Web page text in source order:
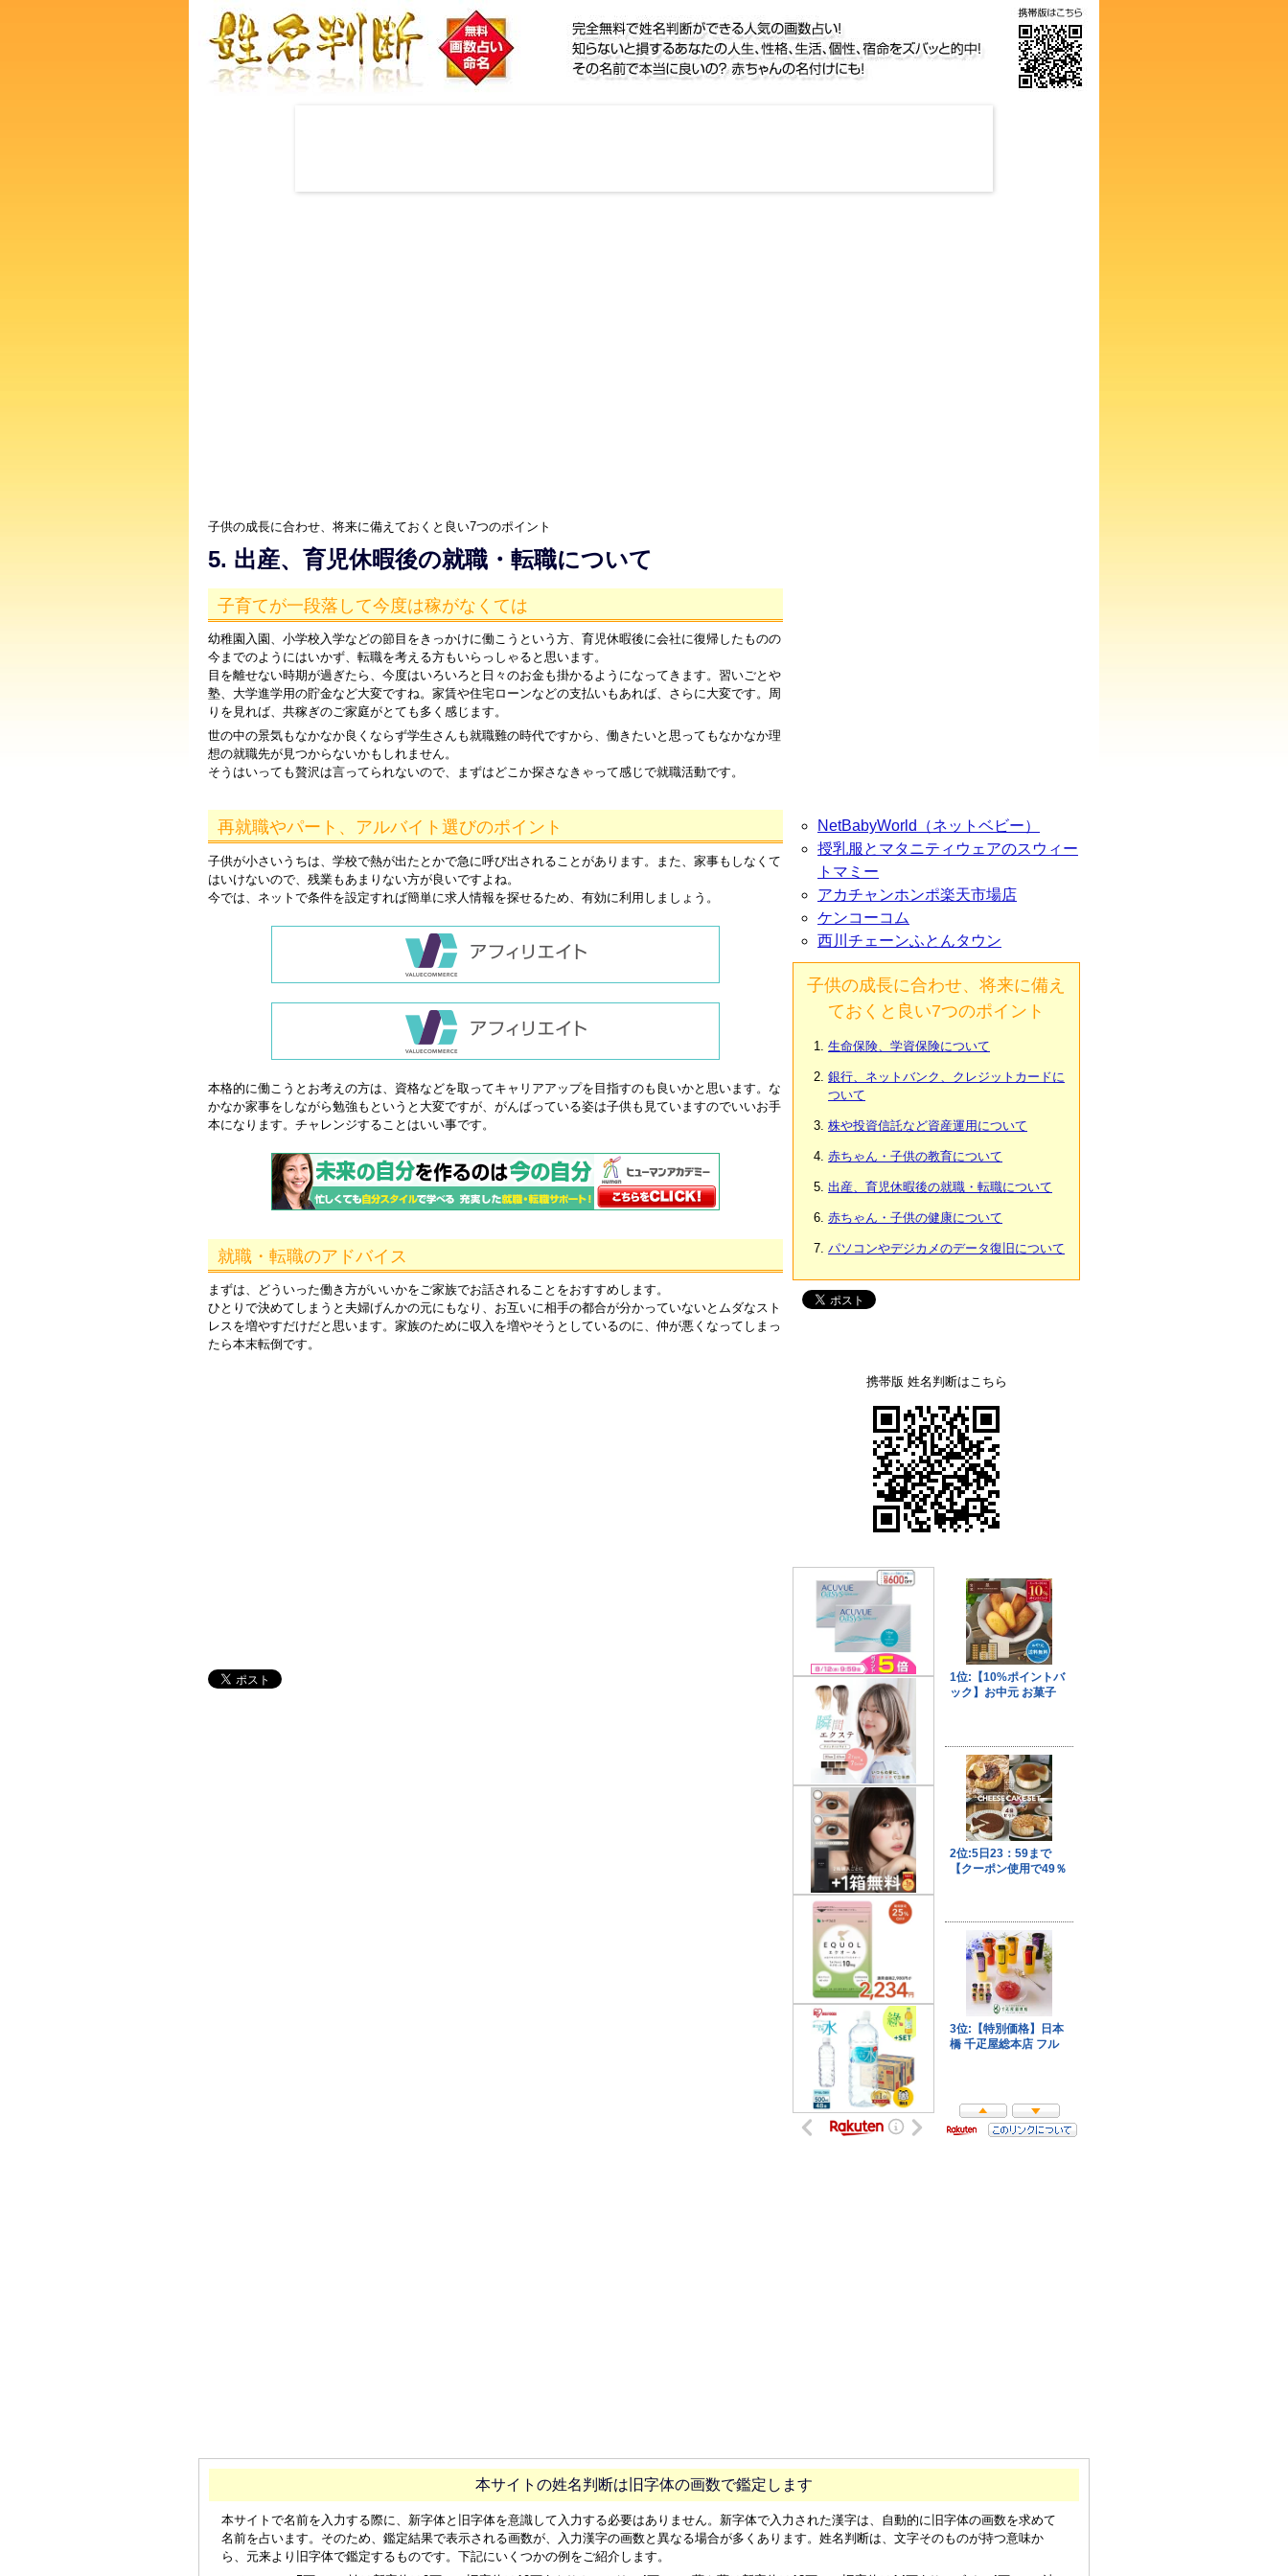
子供の成長に合わせ、将来に備えておくと良い7つのポイント
5. 出産、育児休暇後の就職・転職について
子育てが一段落して今度は稼がなくては
幼稚園入園、小学校入学などの節目をきっかけに働こうという方、育児休暇後に会社に復帰したものの
今までのようにはいかず、転職を考える方もいらっしゃると思います。
目を離せない時期が過ぎたら、今度はいろいろと日々のお金も掛かるようになってきます。習いごとや
塾、大学進学用の貯金など大変ですね。家賃や住宅ローンなどの支払いもあれば、さらに大変です。周
りを見れば、共稼ぎのご家庭がとても多く感じます。
世の中の景気もなかなか良くならず学生さんも就職難の時代ですから、働きたいと思ってもなかなか理
想の就職先が見つからないかもしれません。
そうはいっても贅沢は言ってられないので、まずはどこか探さなきゃって感じで就職活動です。
再就職やパート、アルバイト選びのポイント
子供が小さいうちは、学校で熱が出たとかで急に呼び出されることがあります。また、家事もしなくて
はいけないので、残業もあまりない方が良いですよね。
今では、ネットで条件を設定すれば簡単に求人情報を探せるため、有効に利用しましょう。
本格的に働こうとお考えの方は、資格などを取ってキャリアアップを目指すのも良いかと思います。な
かなか家事をしながら勉強もというと大変ですが、がんばっている姿は子供も見ていますのでいいお手
本になります。チャレンジすることはいい事です。
就職・転職のアドバイス
まずは、どういった働き方がいいかをご家族でお話されることをおすすめします。
ひとりで決めてしまうと夫婦げんかの元にもなり、お互いに相手の都合が分かっていないとムダなスト
レスを増やすだけだと思います。家族のために収入を増やそうとしているのに、仲が悪くなってしまっ
たら本末転倒です。
NetBabyWorld（ネットベビー）
授乳服とマタニティウェアのスウィー
トマミー
アカチャンホンポ楽天市場店
ケンコーコム
西川チェーンふとんタウン
子供の成長に合わせ、将来に備え
ておくと良い7つのポイント
生命保険、学資保険について
銀行、ネットバンク、クレジットカードに
ついて
株や投資信託など資産運用について
赤ちゃん・子供の教育について
出産、育児休暇後の就職・転職について
赤ちゃん・子供の健康について
パソコンやデジカメのデータ復旧について
携帯版 姓名判断はこちら
本サイトの姓名判断は旧字体の画数で鑑定します
本サイトで名前を入力する際に、新字体と旧字体を意識して入力する必要はありません。新字体で入力された漢字は、自動的に旧字体の画数を求めて
名前を占います。そのため、鑑定結果で表示される画数が、入力漢字の画数と異なる場合が多くあります。姓名判断は、文字そのものが持つ意味か
ら、元来より旧字体で鑑定するものです。下記にいくつかの例をご紹介します。